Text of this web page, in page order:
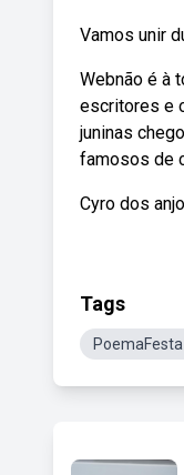
Vamos unir
Webnão é à
escritores e
juninas
famosos de
Cyro dos
Tags